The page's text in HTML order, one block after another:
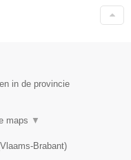
in de provincie
maps ▼
Vlaams-Brabant)